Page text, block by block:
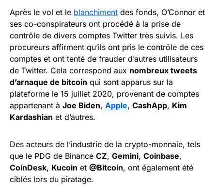
Après le vol et le blanchiment des fonds, O’Connor et
ses co-conspirateurs ont procédé à la prise de
contrôle de divers comptes Twitter très suivis. Les
procureurs affirment qu’ils ont pris le contrôle de ces
comptes et ont tenté de frauder d’autres utilisateurs
de Twitter. Cela correspond aux nombreux tweets
d’arnaque de bitcoin qui sont apparus sur la
plateforme le 15 juillet 2020, provenant de comptes
appartenant à Joe Biden, Apple, CashApp, Kim
Kardashian et d’autres.
Des acteurs de l’industrie de la crypto-monnaie, tels
que le PDG de Binance CZ, Gemini, Coinbase,
CoinDesk, Kucoin et @Bitcoin, ont également été
ciblés lors du piratage.